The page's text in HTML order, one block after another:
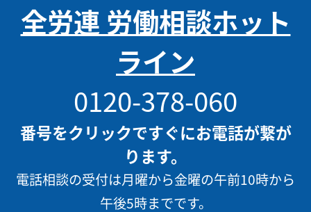
全労連 労働相談ホット
ライン
0120-378-060
番号をクリックですぐにお電話が繋が
ります。
電話相談の受付は月曜から金曜の午前10時から
午後5時までです。